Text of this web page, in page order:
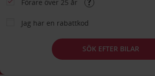
Förare över 25 år
Jag har en rabattkod
SÖK EFTER BILAR